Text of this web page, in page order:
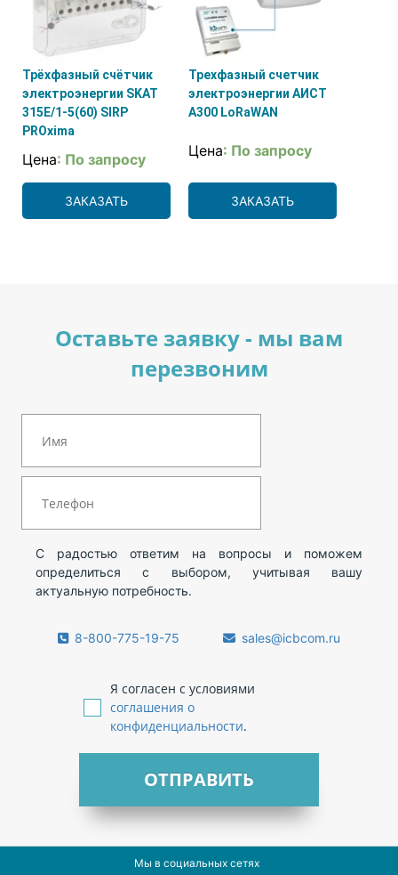
Трёхфазный счётчик
электроэнергии SKAT
315E/1-5(60) SIRP
PROxima
Цена: По запросу
ЗАКАЗАТЬ
Трехфазный счетчик
электроэнергии АИСТ
А300 LoRaWAN
Цена: По запросу
ЗАКАЗАТЬ
Оставьте заявку - мы вам
перезвоним
С радостью ответим на вопросы и поможем
определиться с выбором, учитывая вашу
актуальную потребность.
8-800-775-19-75 sales@icbcom.ru
Я согласен с условиями
соглашения о
конфиденциальности.
ОТПРАВИТЬ
Мы в социальных сетях